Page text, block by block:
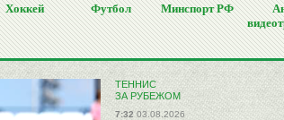
Хоккей Футбол Минспорт РФ
ТЕННИС
ЗА РУБЕЖОМ
7:32 03.08.2026